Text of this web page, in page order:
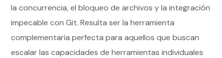
la concurrencia, el bloqueo de archivos y la integración
impecable con Git. Resulta ser la herramienta
complementaria perfecta para aquellos que buscan
escalar las capacidades de herramientas individuales